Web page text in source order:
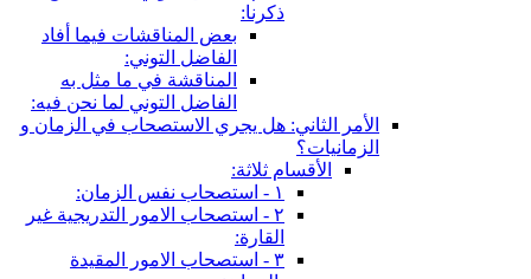
ذكرنا:
بعض المناقشات فيما أفاد
الفاضل التوني:
المناقشة في ما مثل به
الفاضل التوني لما نحن فيه:
الأمر الثاني: هل يجري الاستصحاب في الزمان و
الزمانيات؟
الأقسام ثلاثة:
١ - استصحاب نفس الزمان:
٢ - استصحاب الامور التدريجية غير
القارة:
٣ - استصحاب الامور المقيدة